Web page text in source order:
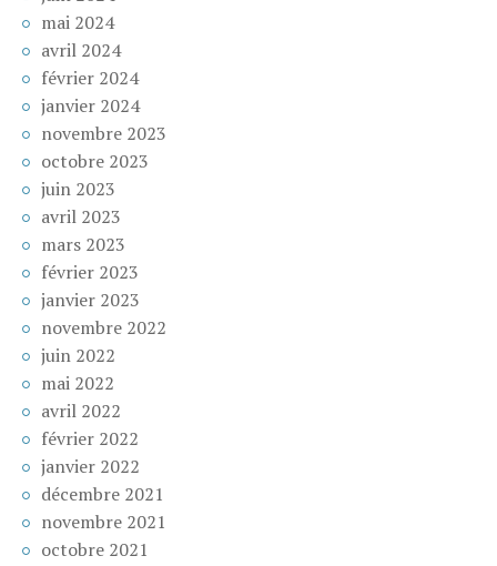
mai 2024
avril 2024
février 2024
janvier 2024
novembre 2023
octobre 2023
juin 2023
avril 2023
mars 2023
février 2023
janvier 2023
novembre 2022
juin 2022
mai 2022
avril 2022
février 2022
janvier 2022
décembre 2021
novembre 2021
octobre 2021